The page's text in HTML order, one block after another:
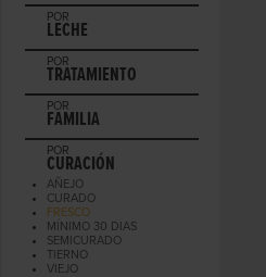
POR
LECHE
POR
TRATAMIENTO
POR
FAMILIA
POR
CURACIÓN
AÑEJO
CURADO
FRESCO
MÍNIMO 30 DIAS
SEMICURADO
TIERNO
VIEJO